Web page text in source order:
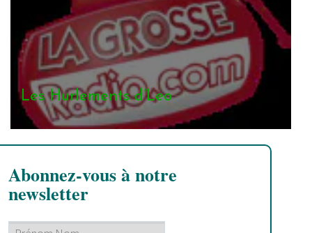
Les Hurlements d’Leo
Abonnez-vous à notre
newsletter